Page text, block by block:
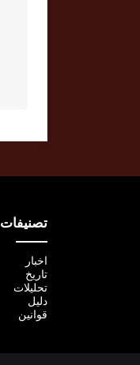
تصنيفات
اخبار
تاريخ
تحليلات
دليل
قوانين